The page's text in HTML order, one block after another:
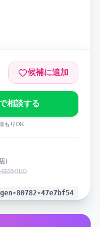
候補に追加
相談する
もりOK
)
9183
gen-80782-47e7bf54